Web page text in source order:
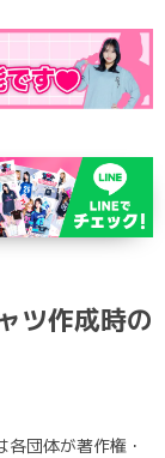
ツ作成時の
団体が著作権・